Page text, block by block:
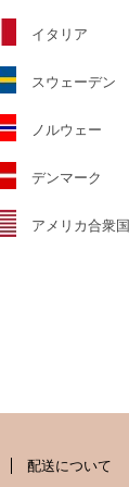
イタリア
スウェーデン
ノルウェー
デンマーク
アメリカ合衆国
配送について